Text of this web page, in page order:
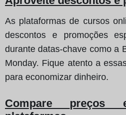
As plataformas de cursos
descontos e promoções
durante datas-chave como a
Monday. Fique atento a
para economizar dinheiro.
Compare preços